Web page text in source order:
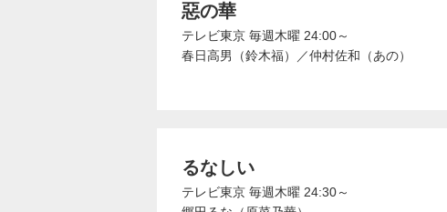
惡の華
テレビ東京 毎週木曜 24:00～
春日高男（鈴木福）
／仲村佐和（あの）
るなしい
テレビ東京 毎週木曜 24:30～